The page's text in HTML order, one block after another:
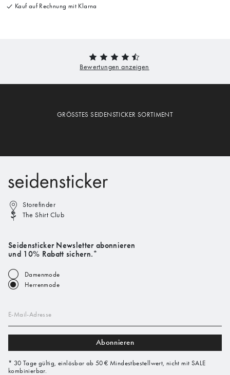
Kauf auf Rechnung mit Klarna
GRÖSSTES SEIDENSTICKER SORTIMENT
Storefinder
The Shirt Club
Seidensticker Newsletter abonnieren
und 10% Rabatt sichern.*
Damenmode
Herrenmode
E-Mail-Adresse
Abonnieren
* 30 Tage gültig, einlösbar ab 50 € Mindestbestellwert, nicht mit SALE
kombinierbar.